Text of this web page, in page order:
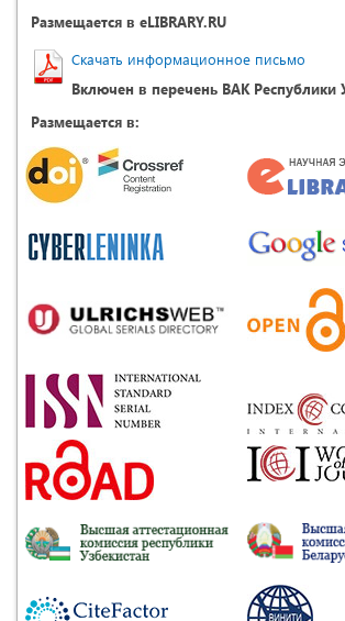
Размещается в eLIBRARY.RU
Скачать информационное письмо
Включен в перечень ВАК Республики
Размещается в: